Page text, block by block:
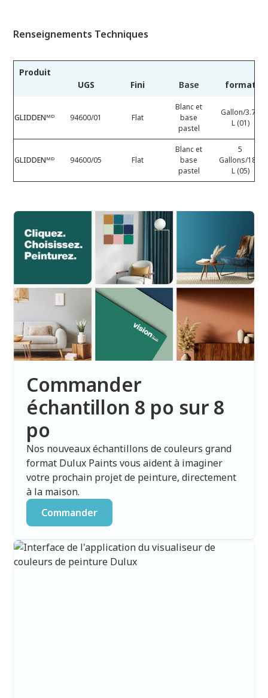
Renseignements Techniques
Produit
UGS
Fini Base format
GLIDDENᴹᴰ 94600/01 Flat
Blanc et
base
pastel
Gallon/3.78
L (01)
GLIDDENᴹᴰ 94600/05 Flat
Blanc et
base
pastel
5
Gallons/18.9
L (05)
Commander
échantillon 8 po sur 8
po
Nos nouveaux échantillons de couleurs grand
format Dulux Paints vous aident à imaginer
votre prochain projet de peinture, directement
à la maison.
Commander